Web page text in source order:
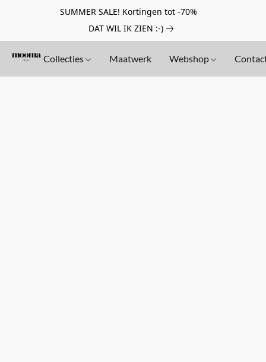
SUMMER SALE! Kortingen tot -70%
DAT WIL IK ZIEN :-)
Collecties Maatwerk Webshop